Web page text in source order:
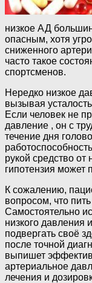
низкое АД
опасным, хотя
сниженного
часто такое
спортсменов.
Нередко низкое
вызывая
Если человек не
давление , он с
течение дня
рукой средство от
гипотензия может
К сожалению,
вопросом, что
Самостоятельно
низкого давления
подвергать своё
после точной
выпишет
артериальное
лечения и